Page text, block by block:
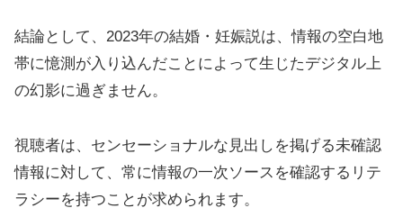
結論として、2023年の結婚・妊娠説は、情報の空白地
帯に憶測が入り込んだことによって生じたデジタル上
の幻影に過ぎません。
視聴者は、センセーショナルな見出しを掲げる未確認
情報に対して、常に情報の一次ソースを確認するリテ
ラシーを持つことが求められます。